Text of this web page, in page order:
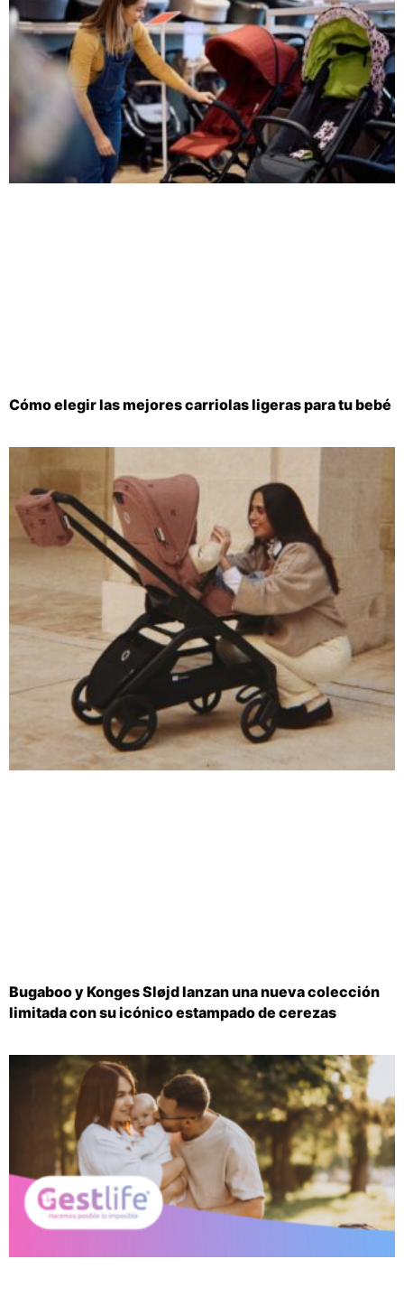
Cómo elegir las mejores carriolas ligeras para tu bebé
Bugaboo y Konges Sløjd lanzan una nueva colección
limitada con su icónico estampado de cerezas